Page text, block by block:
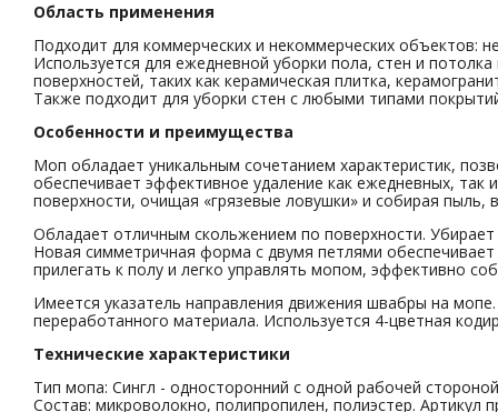
Область применения
Подходит для коммерческих и некоммерческих объектов:
Используется для ежедневной уборки пола, стен и
поверхностей, таких как керамическая плитка,
Также подходит для уборки стен с любыми типами
Особенности и преимущества
Моп обладает уникальным сочетанием характеристик,
обеспечивает эффективное удаление как ежедневных,
поверхности, очищая «грязевые ловушки» и собирая пыль,
Обладает отличным скольжением по поверхности.
Новая симметричная форма с двумя петлями
прилегать к полу и легко управлять мопом, эффективно
Имеется указатель направления движения швабры на
переработанного материала. Используется 4-цветная
Технические характеристики
Тип мопа: Сингл - односторонний с одной рабочей
Состав: микроволокно, полипропилен, полиэстер. Артикул